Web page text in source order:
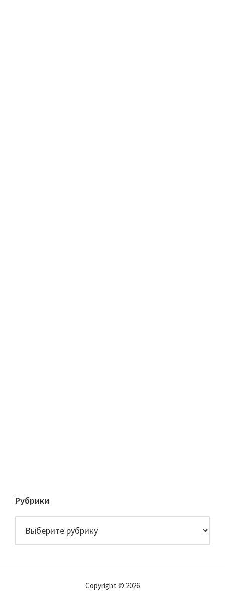
Рубрики
Copyright © 2026